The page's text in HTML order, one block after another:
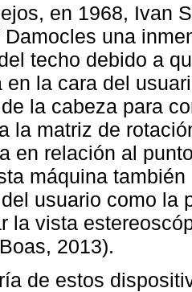
en 1968, Ivan
Damocles una
techo debido a
en la cara del
la cabeza para
la matriz de
en relación al
máquina
usuario como la
la vista
2013).
de estos